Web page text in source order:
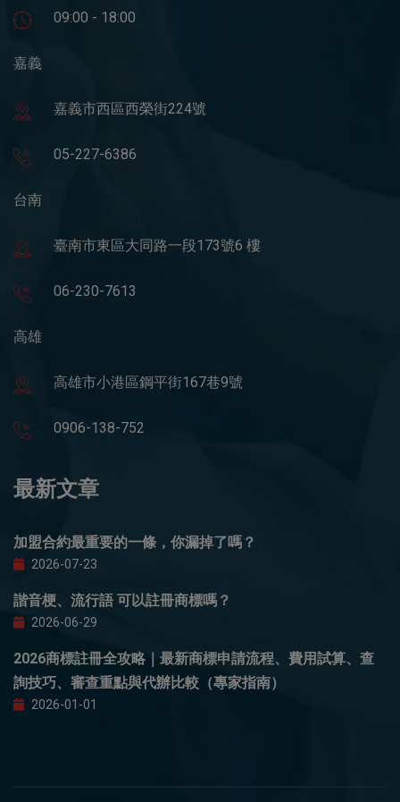
09:00 - 18:00
嘉義
嘉義市西區西榮街224號
05-227-6386
台南
臺南市東區大同路一段173號6 樓
06-230-7613
高雄
高雄市小港區鋼平街167巷9號
0906-138-752
最新文章
加盟合約最重要的一條，你漏掉了嗎？
2026-07-23
諧音梗、流行語 可以註冊商標嗎？
2026-06-29
2026商標註冊全攻略｜最新商標申請流程、費用試算、查
詢技巧、審查重點與代辦比較（專家指南）
2026-01-01